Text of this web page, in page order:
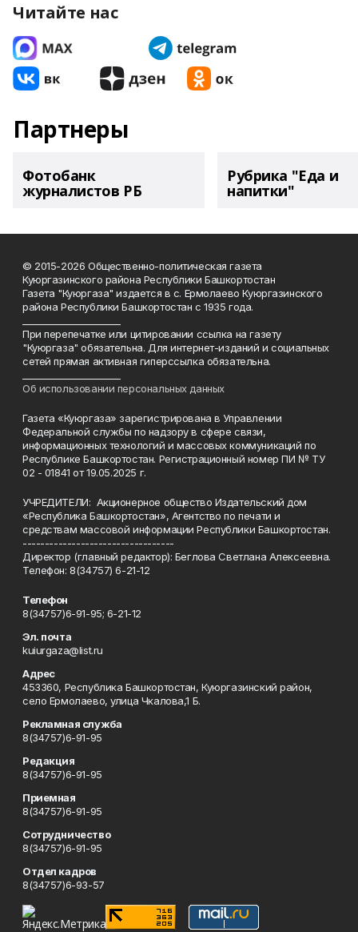
Читайте нас
Партнеры
Фотобанк
журналистов РБ
Рубрика "Еда и
напитки"
© 2015-2026 Общественно-политическая газета
Куюргазинского района Республики Башкортостан
Газета "Куюргаза" издается в с. Ермолаево Куюргазинского
района Республики Башкортостан с 1935 года.
При перепечатке или цитировании ссылка на газету
"Куюргаза" обязательна. Для интернет-изданий и социальных
сетей прямая активная гиперссылка обязательна.
Об использовании персональных данных
Газета «Куюргаза» зарегистрирована в Управлении
Федеральной службы по надзору в сфере связи,
информационных технологий и массовых коммуникаций по
Республике Башкортостан. Регистрационный номер ПИ № ТУ
02 - 01841 от 19.05.2025 г.
УЧРЕДИТЕЛИ: Акционерное общество Издательский дом
«Республика Башкортостан», Агентство по печати и
средствам массовой информации Республики Башкортостан.
----------------------------------
Директор (главный редактор): Беглова Светлана Алексеевна.
Телефон: 8(34757) 6-21-12
Телефон
8(34757)6-91-95; 6-21-12
Эл. почта
kuiurgaza@list.ru
Адрес
453360, Республика Башкортостан, Куюргазинский район,
село Ермолаево, улица Чкалова,1 Б.
Рекламная служба
8(34757)6-91-95
Редакция
8(34757)6-91-95
Приемная
8(34757)6-91-95
Сотрудничество
8(34757)6-91-95
Отдел кадров
8(34757)6-93-57